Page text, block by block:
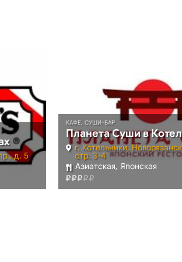
д. 5
КАФЕ, СУШИ-БАР
Планета Суши в
г. Котельники,
стр. 3-4
Азиатская, Японская